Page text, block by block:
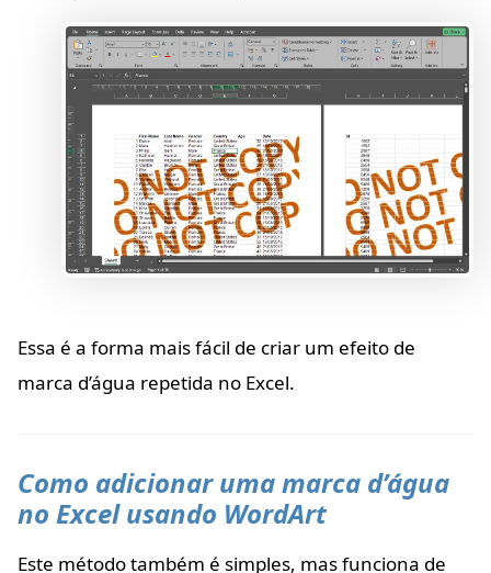
Essa é a forma mais fácil de criar um efeito de
marca d’água repetida no Excel.
Como adicionar uma marca d’água
no Excel usando WordArt
Este método também é simples, mas funciona de